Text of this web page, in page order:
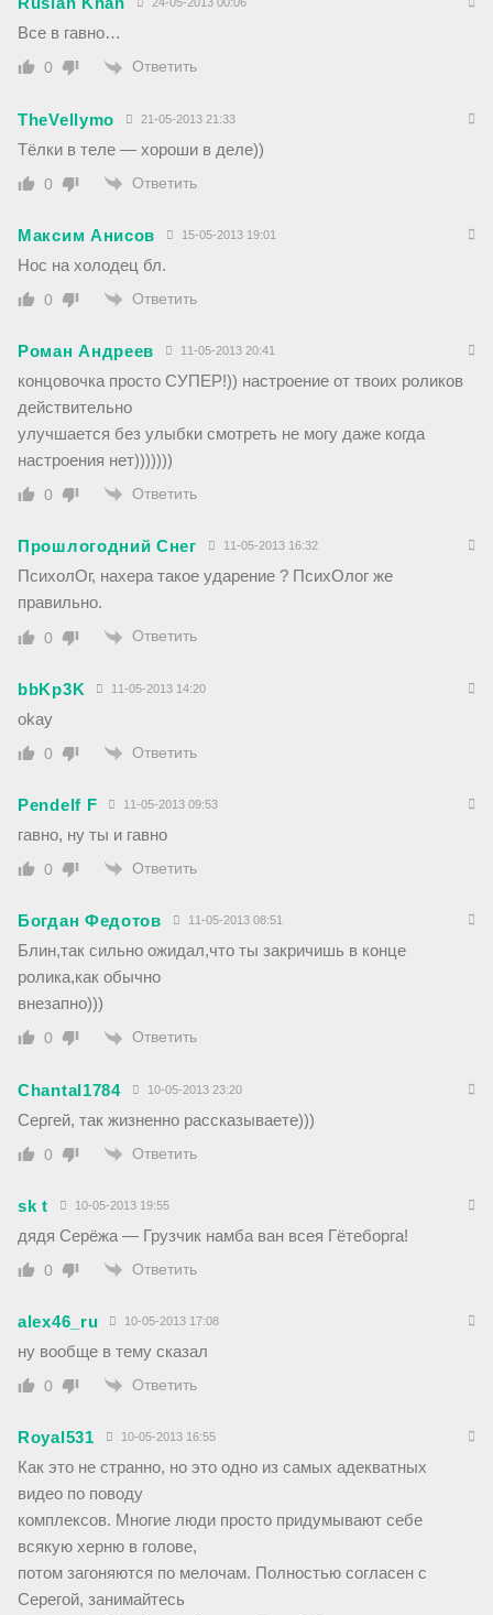
Все в гавно…
0 Ответить
TheVellymo 21-05-2013 21:33
Тёлки в теле — хороши в деле))
0 Ответить
Максим Анисов 15-05-2013 19:01
Нос на холодец бл.
0 Ответить
Роман Андреев 11-05-2013 20:41
концовочка просто СУПЕР!)) настроение от твоих роликов
действительно
улучшается без улыбки смотреть не могу даже когда
настроения нет)))))))
0 Ответить
Прошлогодний Снег 11-05-2013 16:32
ПсихолОг, нахера такое ударение ? ПсихОлог же
правильно.
0 Ответить
bbKp3K 11-05-2013 14:20
okay
0 Ответить
Pendelf F 11-05-2013 09:53
гавно, ну ты и гавно
0 Ответить
Богдан Федотов 11-05-2013 08:51
Блин,так сильно ожидал,что ты закричишь в конце
ролика,как обычно
внезапно)))
0 Ответить
Chantal1784 10-05-2013 23:20
Сергей, так жизненно рассказываете)))
0 Ответить
sk t 10-05-2013 19:55
дядя Серёжа — Грузчик намба ван всея Гётеборга!
0 Ответить
alex46_ru 10-05-2013 17:08
ну вообще в тему сказал
0 Ответить
Royal531 10-05-2013 16:55
Как это не странно, но это одно из самых адекватных
видео по поводу
комплексов. Многие люди просто придумывают себе
всякую херню в голове,
потом загоняются по мелочам. Полностью согласен с
Серегой, занимайтесь